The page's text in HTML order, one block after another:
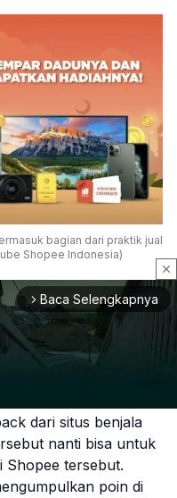
bagian dari praktik jual
Shopee Indonesia)
Pertama, apa
dari situs benjala
nanti bisa untuk
Shopee tersebut.
poin di
close
arrow_forward_ios Baca Selengkapnya
Mute